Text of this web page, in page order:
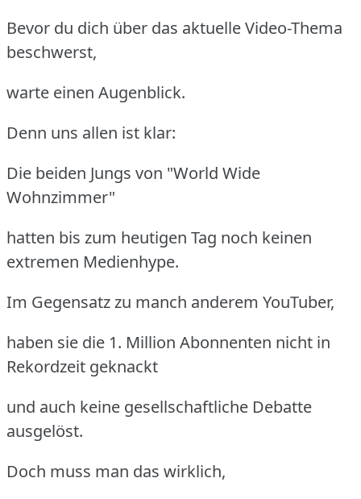
Bevor du dich über das aktuelle Video-Thema
beschwerst,
warte einen Augenblick.
Denn uns allen ist klar:
Die beiden Jungs von "World Wide
Wohnzimmer"
hatten bis zum heutigen Tag noch keinen
extremen Medienhype.
Im Gegensatz zu manch anderem YouTuber,
haben sie die 1. Million Abonnenten nicht in
Rekordzeit geknackt
und auch keine gesellschaftliche Debatte
ausgelöst.
Doch muss man das wirklich,